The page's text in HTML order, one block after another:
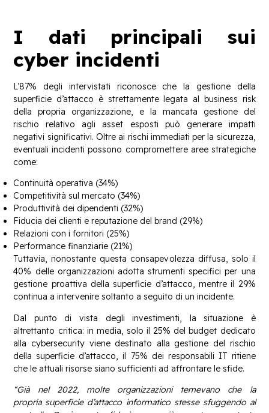
I dati principali sui
cyber incidenti
L’87% degli intervistati riconosce che la gestione della
superficie d’attacco è strettamente legata al business risk
della propria organizzazione, e la mancata gestione del
rischio relativo agli asset esposti può generare impatti
negativi significativi. Oltre ai rischi immediati per la sicurezza,
eventuali incidenti possono compromettere aree strategiche
come:
Continuità operativa (34%)
Competitività sul mercato (34%)
Produttività dei dipendenti (32%)
Fiducia dei clienti e reputazione del brand (29%)
Relazioni con i fornitori (25%)
Performance finanziarie (21%)
Tuttavia, nonostante questa consapevolezza diffusa, solo il
40% delle organizzazioni adotta strumenti specifici per una
gestione proattiva della superficie d’attacco, mentre il 29%
continua a intervenire soltanto a seguito di un incidente.
Dal punto di vista degli investimenti, la situazione è
altrettanto critica: in media, solo il 25% del budget dedicato
alla cybersecurity viene destinato alla gestione del rischio
della superficie d’attacco, il 75% dei responsabili IT ritiene
che le attuali risorse siano sufficienti ad affrontare le sfide.
“Già nel 2022, molte organizzazioni temevano che la
propria superficie d’attacco informatico stesse sfuggendo al